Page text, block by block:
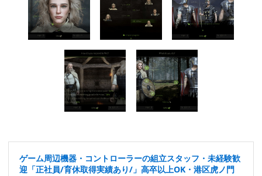
ゲーム周辺機器・コントローラーの組立スタッフ・未経験歓
迎「正社員/育休取得実績あり/」高卒以上OK・港区虎ノ門